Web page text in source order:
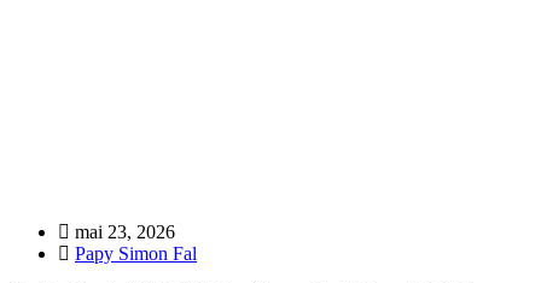
mai 23, 2026
Papy Simon Fal